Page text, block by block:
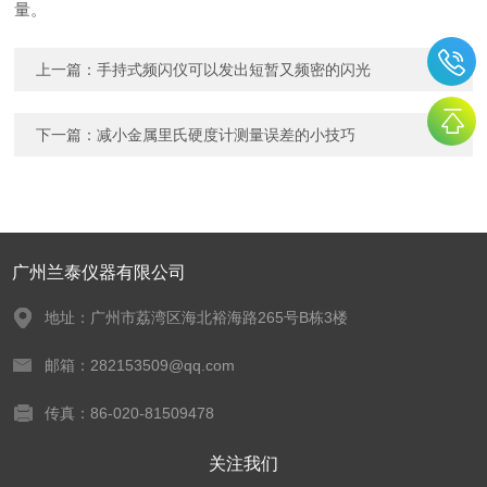
量。
上一篇：手持式频闪仪可以发出短暂又频密的闪光
下一篇：减小金属里氏硬度计测量误差的小技巧
广州兰泰仪器有限公司
地址：广州市荔湾区海北裕海路265号B栋3楼
邮箱：282153509@qq.com
传真：86-020-81509478
关注我们